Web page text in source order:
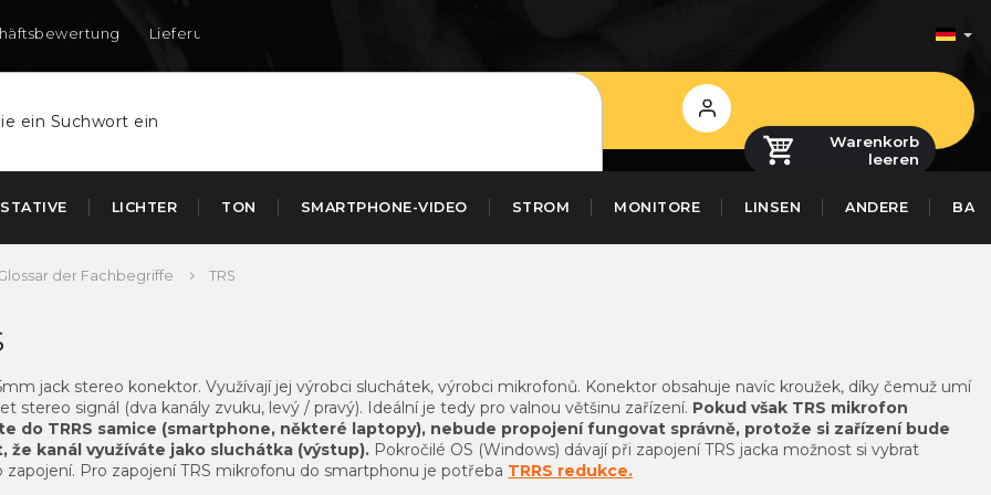
Lieferung nach DE und AT
Login
Warenkorb
leeren
STATIVE LICHTER TON SMARTPHONE-VIDEO STROM MONITORE LINSEN ANDERE
der Fachbegriffe TRS
jack stereo konektor. Využívají jej výrobci sluchátek, výrobci mikrofonů. Konektor obsahuje navíc kroužek, díky čemuž umí
stereo signál (dva kanály zvuku, levý / pravý). Ideální je tedy pro valnou většinu zařízení. Pokud však TRS mikrofon
do TRRS samice (smartphone, některé laptopy), nebude propojení fungovat správně, protože si zařízení bude
že kanál využíváte jako sluchátka (výstup). Pokročilé OS (Windows) dávají při zapojení TRS jacka možnost si vybrat
zapojení. Pro zapojení TRS mikrofonu do smartphonu je potřeba TRRS redukce.